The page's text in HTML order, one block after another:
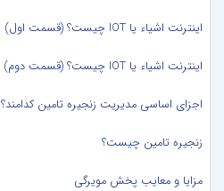
اینترنت اشیاء یا IOT چیست؟ (قسمت اول)
اینترنت اشیاء یا IOT چیست؟ (قسمت دوم)
اجزای اساسی مدیریت زنجیره تامین کدامند؟
زنجیره تامین چیست؟
مزایا و معایب پخش مویرگی